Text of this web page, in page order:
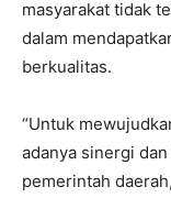
masyarakat tidak
dalam
berkualitas.
“Untuk
adanya sinergi
pemerintah